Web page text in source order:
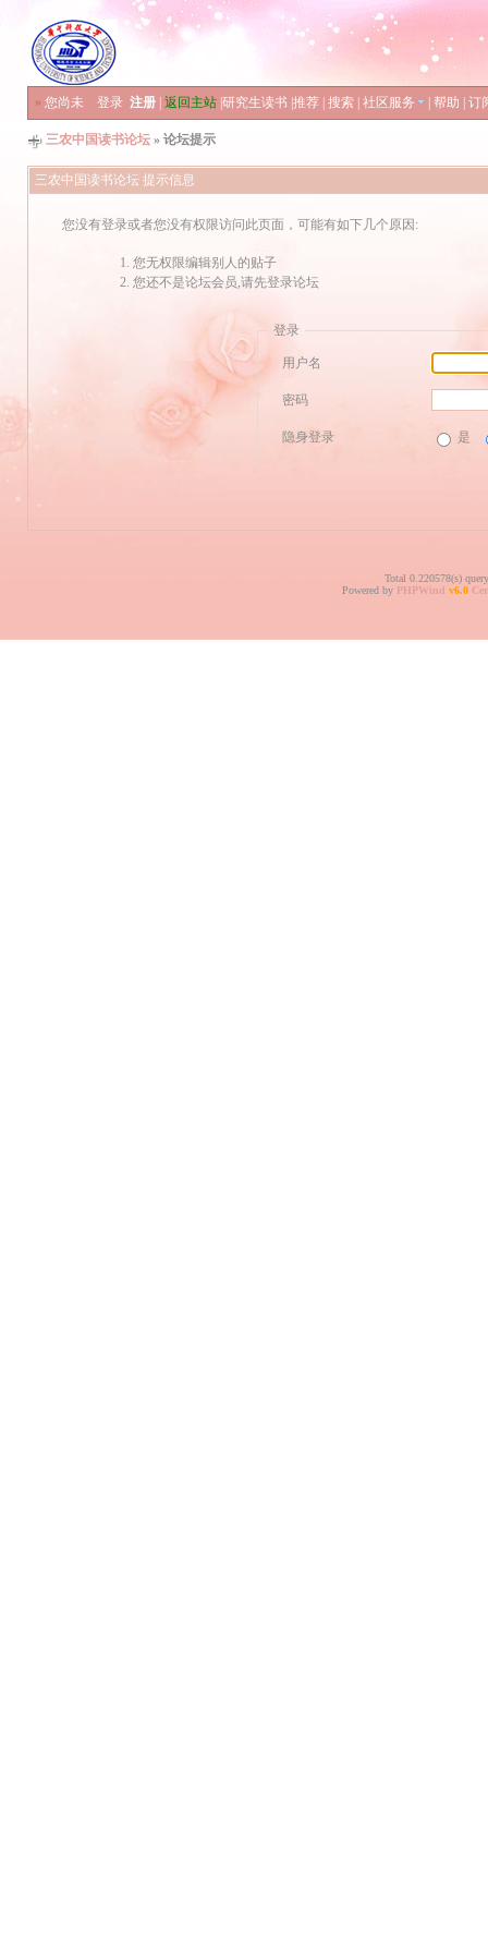
» 您尚未 登录 注册 返回主站 研究生读书 推荐 搜索 社区服务 帮助 订
三农中国读书论坛 » 论坛提示
三农中国读书论坛 提示信息
您没有登录或者您没有权限访问此页面，可能有如下几个原因:
您无权限编辑别人的贴子
您还不是论坛会员,请先登录论坛
登录
用户名
密码
隐身登录 是
Total 0.220578(s)
Powered by PHPWind v6.0